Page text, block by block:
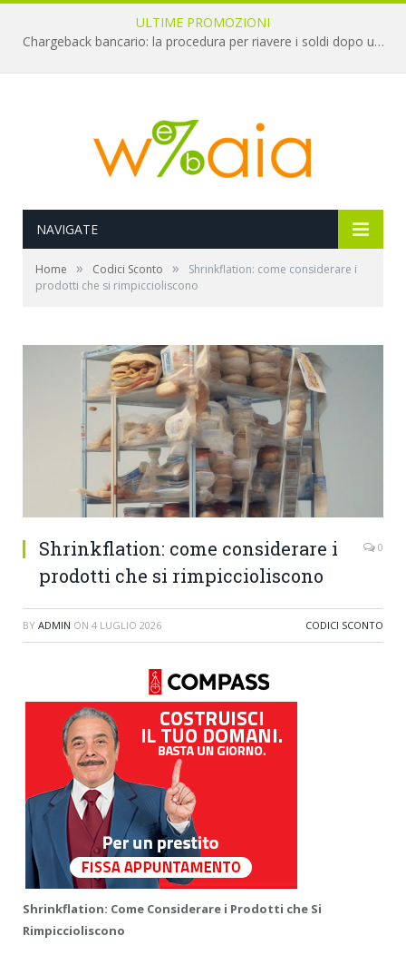
ULTIME PROMOZIONI
Chargeback bancario: la procedura per riavere i soldi dopo una truffa online
NAVIGATE
Home » Codici Sconto »
Shrinkflation: come considerare i
prodotti che si rimpiccioliscono
Shrinkflation: come considerare i
prodotti che si rimpiccioliscono
0
BY ADMIN ON 4 LUGLIO 2026 CODICI SCONTO
Shrinkflation: Come Considerare i Prodotti che Si
Rimpiccioliscono